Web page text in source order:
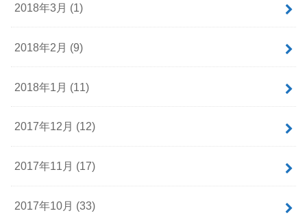
2018年3月 (1)
2018年2月 (9)
2018年1月 (11)
2017年12月 (12)
2017年11月 (17)
2017年10月 (33)